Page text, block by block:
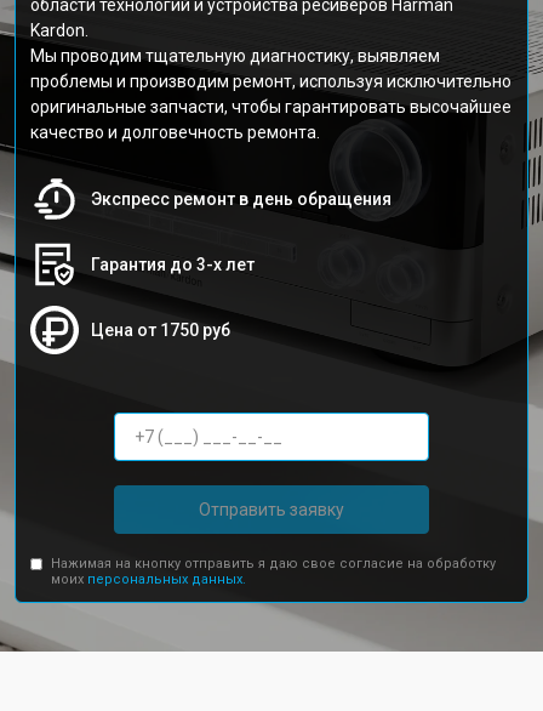
области технологий и устройства ресиверов Harman
Kardon.
Мы проводим тщательную диагностику, выявляем
проблемы и производим ремонт, используя исключительно
оригинальные запчасти, чтобы гарантировать высочайшее
качество и долговечность ремонта.
Экспресс ремонт в день обращения
Гарантия до 3-х лет
Цена от 1750 руб
Отправить заявку
Нажимая на кнопку отправить я даю свое согласие на обработку
моих персональных данных.